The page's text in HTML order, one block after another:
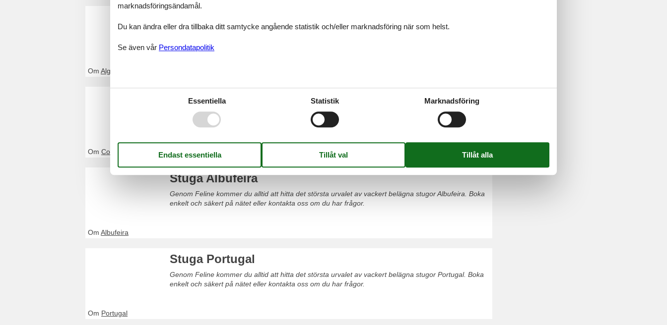
Genom Feline kommer du alltid att hitta det största urvalet av vackert belägna stugor Algarve. Boka
Om Algarve
Stuga Costa Verde
Genom Feline kommer du alltid att hitta det största urvalet av vackert belägna stugor Costa Verde.
Boka enkelt och säkert på nätet eller kontakta oss om du har frågor.
Om Costa Verde
Stuga Albufeira
Genom Feline kommer du alltid att hitta det största urvalet av vackert belägna stugor Albufeira. Boka
enkelt och säkert på nätet eller kontakta oss om du har frågor.
Om Albufeira
Stuga Portugal
Genom Feline kommer du alltid att hitta det största urvalet av vackert belägna stugor Portugal. Boka
enkelt och säkert på nätet eller kontakta oss om du har frågor.
Om Portugal
marknadsföringsändamål.
Du kan ändra eller dra tillbaka ditt samtycke angående statistik och/eller marknadsföring när som helst.
Se även vår Persondatapolitik
Essentiella Statistik Marknadsföring